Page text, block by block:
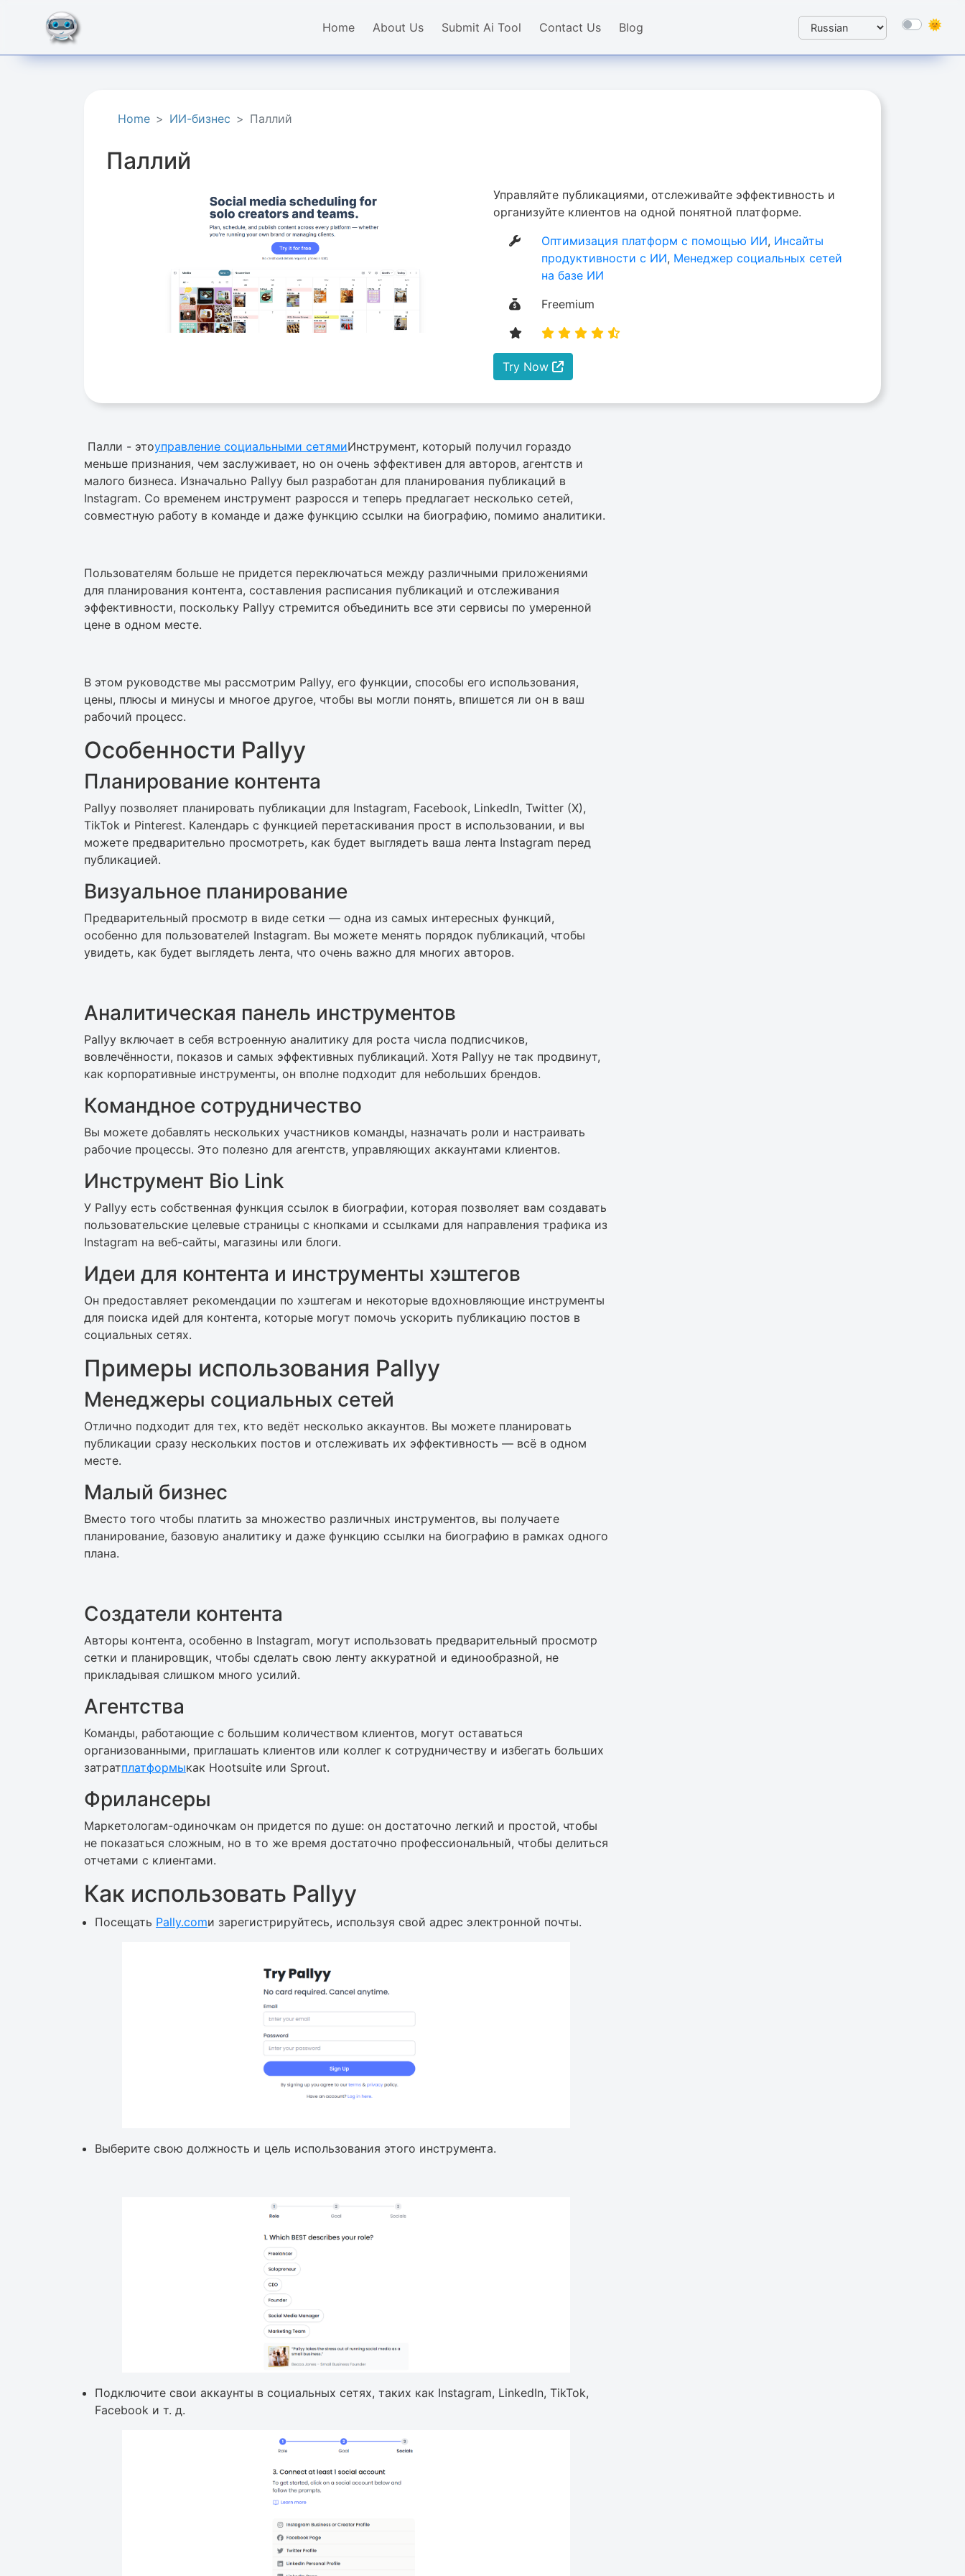
Home About Us Submit Ai Tool Contact Us Blog
Home ИИ-бизнес Паллий
Паллий
Управляйте публикациями, отслеживайте эффективность и
организуйте клиентов на одной понятной платформе.
Оптимизация платформ с помощью ИИ, Инсайты
продуктивности с ИИ, Менеджер социальных сетей
на базе ИИ
Freemium
Try Now
Палли - этоуправление социальными сетямиИнструмент, который получил гораздо
меньше признания, чем заслуживает, но он очень эффективен для авторов, агентств и
малого бизнеса. Изначально Pallyy был разработан для планирования публикаций в
Instagram. Со временем инструмент разросся и теперь предлагает несколько сетей,
совместную работу в команде и даже функцию ссылки на биографию, помимо аналитики.
Пользователям больше не придется переключаться между различными приложениями
для планирования контента, составления расписания публикаций и отслеживания
эффективности, поскольку Pallyy стремится объединить все эти сервисы по умеренной
цене в одном месте.
В этом руководстве мы рассмотрим Pallyy, его функции, способы его использования,
цены, плюсы и минусы и многое другое, чтобы вы могли понять, впишется ли он в ваш
рабочий процесс.
Особенности Pallyy
Планирование контента
Pallyy позволяет планировать публикации для Instagram, Facebook, LinkedIn, Twitter (X),
TikTok и Pinterest. Календарь с функцией перетаскивания прост в использовании, и вы
можете предварительно просмотреть, как будет выглядеть ваша лента Instagram перед
публикацией.
Визуальное планирование
Предварительный просмотр в виде сетки — одна из самых интересных функций,
особенно для пользователей Instagram. Вы можете менять порядок публикаций, чтобы
увидеть, как будет выглядеть лента, что очень важно для многих авторов.
Аналитическая панель инструментов
Pallyy включает в себя встроенную аналитику для роста числа подписчиков,
вовлечённости, показов и самых эффективных публикаций. Хотя Pallyy не так продвинут,
как корпоративные инструменты, он вполне подходит для небольших брендов.
Командное сотрудничество
Вы можете добавлять нескольких участников команды, назначать роли и настраивать
рабочие процессы. Это полезно для агентств, управляющих аккаунтами клиентов.
Инструмент Bio Link
У Pallyy есть собственная функция ссылок в биографии, которая позволяет вам создавать
пользовательские целевые страницы с кнопками и ссылками для направления трафика из
Instagram на веб-сайты, магазины или блоги.
Идеи для контента и инструменты хэштегов
Он предоставляет рекомендации по хэштегам и некоторые вдохновляющие инструменты
для поиска идей для контента, которые могут помочь ускорить публикацию постов в
социальных сетях.
Примеры использования Pallyy
Менеджеры социальных сетей
Отлично подходит для тех, кто ведёт несколько аккаунтов. Вы можете планировать
публикации сразу нескольких постов и отслеживать их эффективность — всё в одном
месте.
Малый бизнес
Вместо того чтобы платить за множество различных инструментов, вы получаете
планирование, базовую аналитику и даже функцию ссылки на биографию в рамках одного
плана.
Создатели контента
Авторы контента, особенно в Instagram, могут использовать предварительный просмотр
сетки и планировщик, чтобы сделать свою ленту аккуратной и единообразной, не
прикладывая слишком много усилий.
Агентства
Команды, работающие с большим количеством клиентов, могут оставаться
организованными, приглашать клиентов или коллег к сотрудничеству и избегать больших
затратплатформыкак Hootsuite или Sprout.
Фрилансеры
Маркетологам-одиночкам он придется по душе: он достаточно легкий и простой, чтобы
не показаться сложным, но в то же время достаточно профессиональный, чтобы делиться
отчетами с клиентами.
Как использовать Pallyy
Посещать Pally.comи зарегистрируйтесь, используя свой адрес электронной почты.
Выберите свою должность и цель использования этого инструмента.
Подключите свои аккаунты в социальных сетях, таких как Instagram, LinkedIn, TikTok,
Facebook и т. д.